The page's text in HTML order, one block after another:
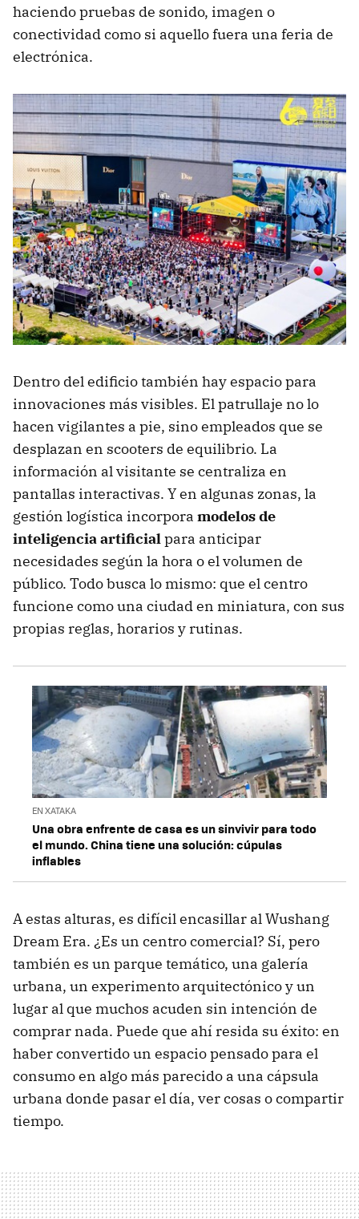
haciendo pruebas de sonido, imagen o
conectividad como si aquello fuera una feria de
electrónica.
Dentro del edificio también hay espacio para
innovaciones más visibles. El patrullaje no lo
hacen vigilantes a pie, sino empleados que se
desplazan en scooters de equilibrio. La
información al visitante se centraliza en
pantallas interactivas. Y en algunas zonas, la
gestión logística incorpora modelos de
inteligencia artificialpara anticipar
necesidades según la hora o el volumen de
público. Todo busca lo mismo: que el centro
funcione como una ciudad en miniatura, con sus
propias reglas, horarios y rutinas.
EN XATAKA
Una obra enfrente de casa es un sinvivir para todo
el mundo. China tiene una solución: cúpulas
inflables
A estas alturas, es difícil encasillar al Wushang
Dream Era. ¿Es un centro comercial? Sí, pero
también es un parque temático, una galería
urbana, un experimento arquitectónico y un
lugar al que muchos acuden sin intención de
comprar nada. Puede que ahí resida su éxito: en
haber convertido un espacio pensado para el
consumo en algo más parecido a una cápsula
urbana donde pasar el día, ver cosas o compartir
tiempo.